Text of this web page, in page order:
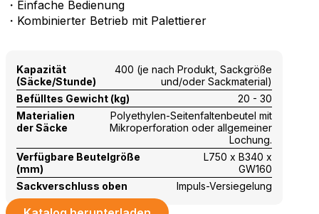
・Einfache Bedienung
・Kombinierter Betrieb mit Palettierer
Kapazität
(Säcke/Stunde)
400 (je nach Produkt, Sackgröße
und/oder Sackmaterial)
Befülltes Gewicht (kg)
20 - 30
Materialien
der Säcke
Polyethylen-Seitenfaltenbeutel mit
Mikroperforation oder allgemeiner
Lochung.
Verfügbare Beutelgröße
(mm)
L750 x B340 x
GW160
Sackverschluss oben
Impuls-Versiegelung